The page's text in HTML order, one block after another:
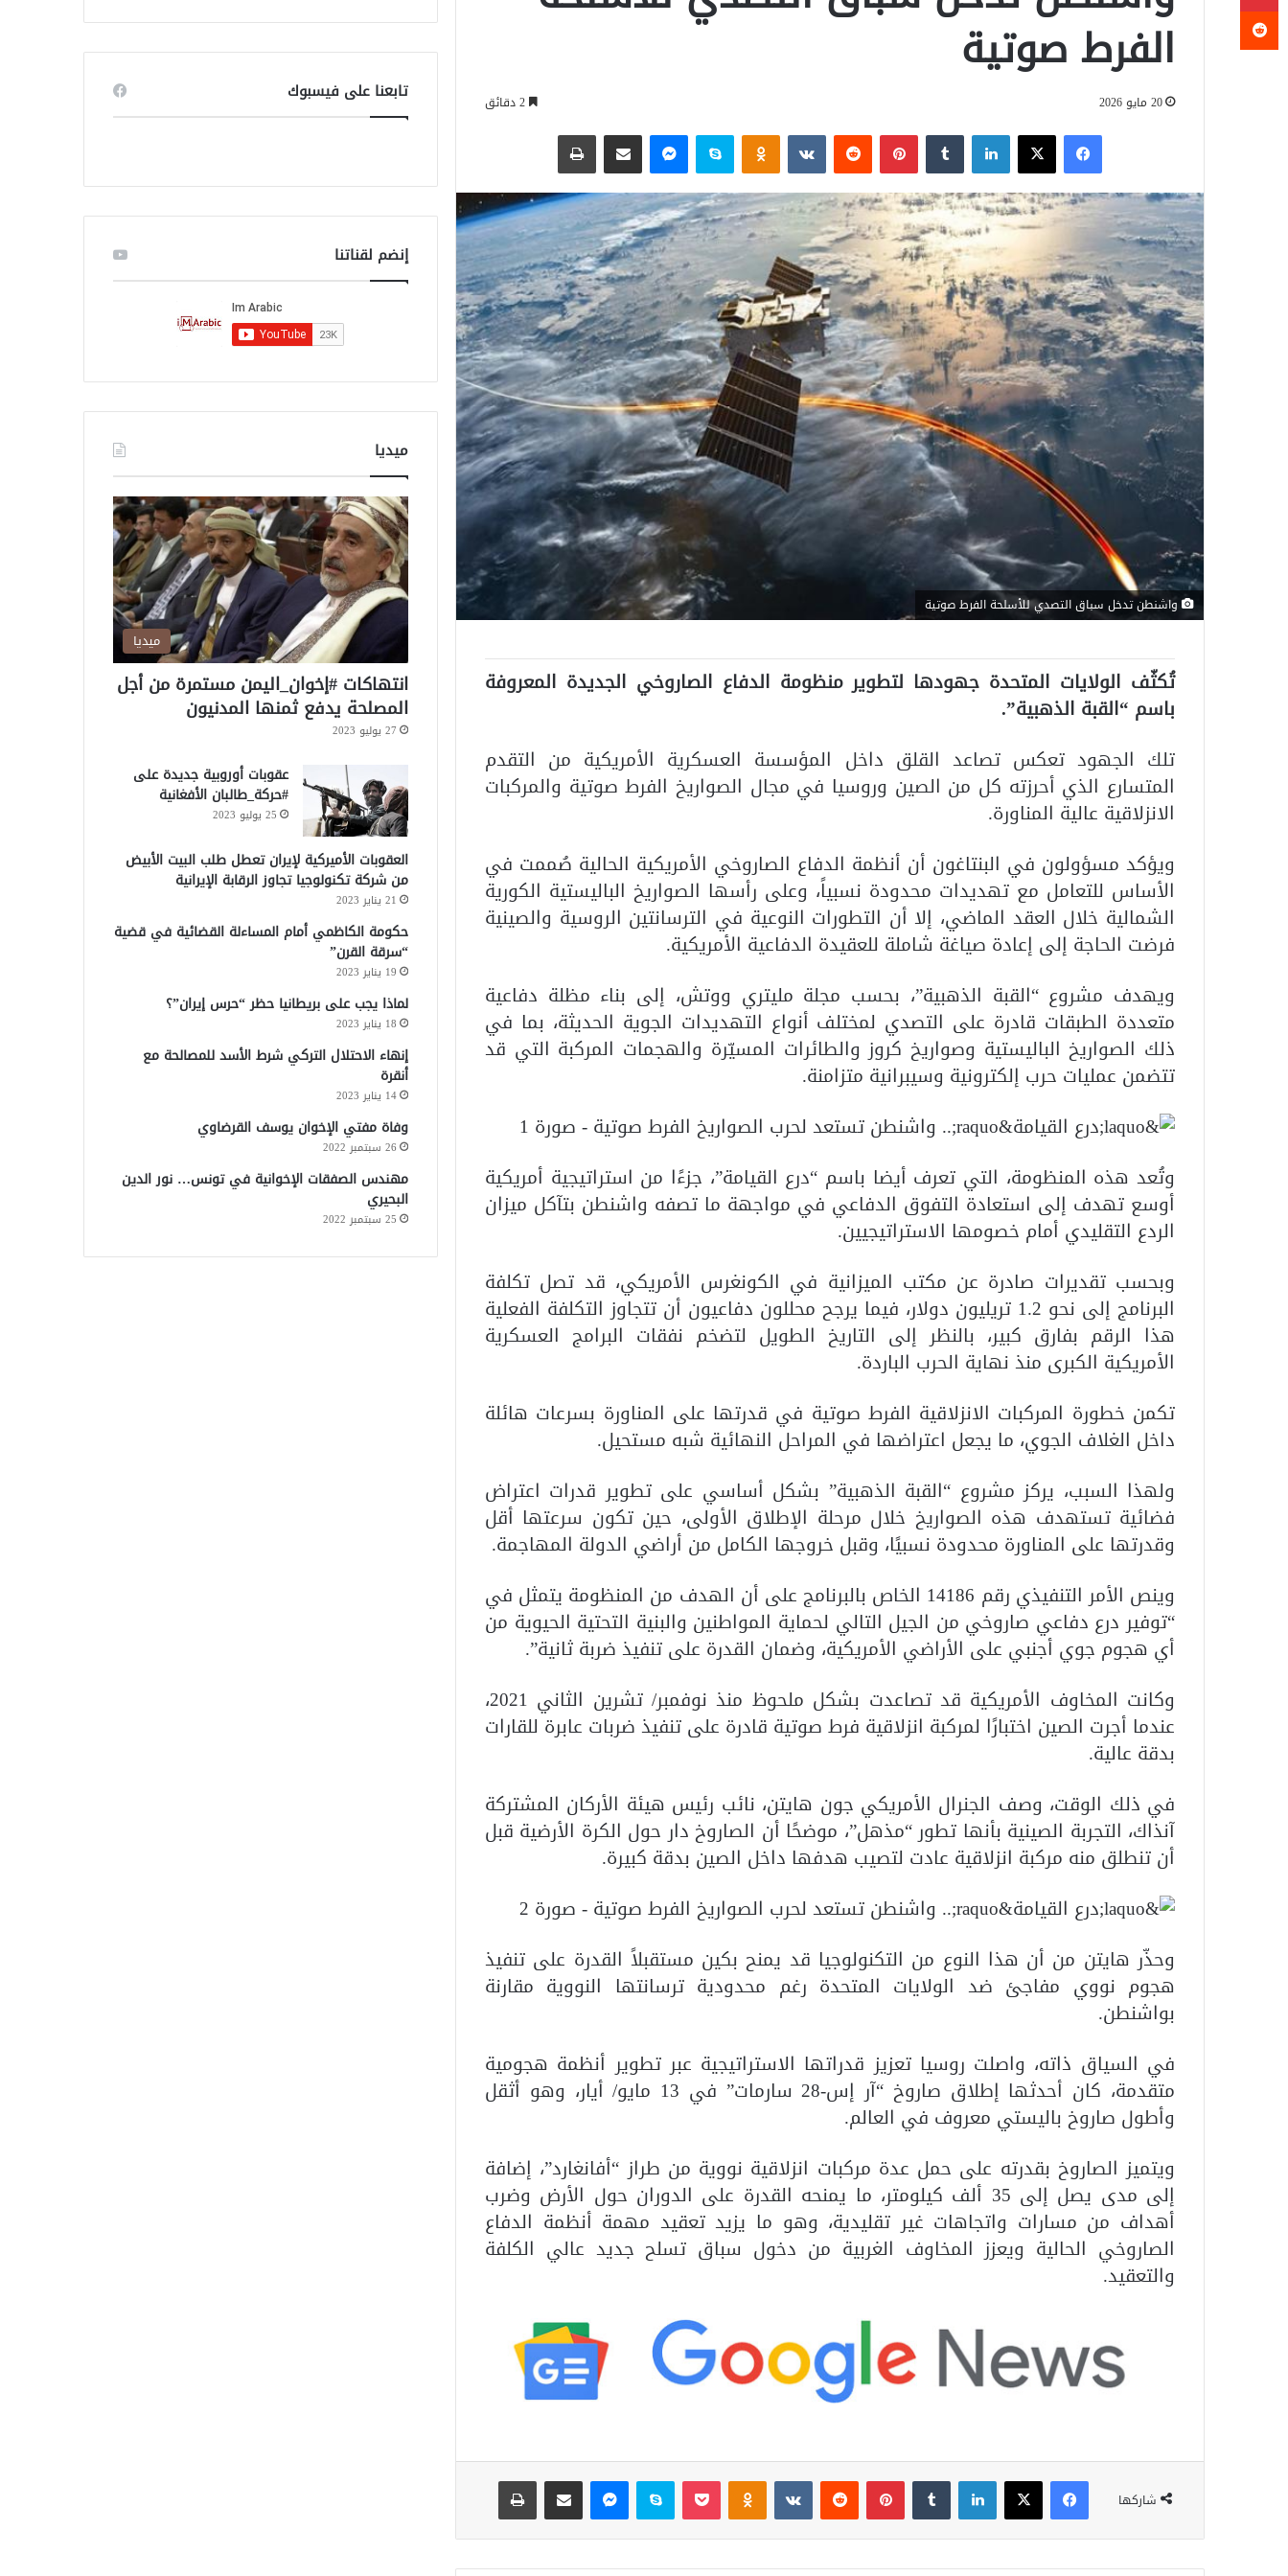
الفرط صوتية
20 مايو 2026
فيسبوك ‫X لينكدإن بينتيريست سكايب
واشنطن تدخل سباق التصدي للأسلحة الفرط صوتية
تُكثّف الولايات المتحدة جهودها لتطوير منظومة الدفاع الصاروخي الجديدة المعروفة
باسم “القبة الذهبية”.
تلك الجهود تعكس تصاعد القلق داخل المؤسسة العسكرية الأمريكية من التقدم
المتسارع الذي أحرزته كل من الصين وروسيا في مجال الصواريخ الفرط صوتية والمركبات
الانزلاقية عالية المناورة.
ويؤكد مسؤولون في البنتاغون أن أنظمة الدفاع الصاروخي الأمريكية الحالية صُممت في
الأساس للتعامل مع تهديدات محدودة نسبياً، وعلى رأسها الصواريخ الباليستية الكورية
الشمالية خلال العقد الماضي، إلا أن التطورات النوعية في الترسانتين الروسية والصينية
فرضت الحاجة إلى إعادة صياغة شاملة للعقيدة الدفاعية الأمريكية.
ويهدف مشروع “القبة الذهبية”، بحسب مجلة مليتري ووتش، إلى بناء مظلة دفاعية
متعددة الطبقات قادرة على التصدي لمختلف أنواع التهديدات الجوية الحديثة، بما في
ذلك الصواريخ الباليستية وصواريخ كروز والطائرات المسيّرة والهجمات المركبة التي قد
تتضمن عمليات حرب إلكترونية وسيبرانية متزامنة.
وتُعد هذه المنظومة، التي تعرف أيضا باسم “درع القيامة”، جزءًا من استراتيجية أمريكية
أوسع تهدف إلى استعادة التفوق الدفاعي في مواجهة ما تصفه واشنطن بتآكل ميزان
الردع التقليدي أمام خصومها الاستراتيجيين.
وبحسب تقديرات صادرة عن مكتب الميزانية في الكونغرس الأمريكي، قد تصل تكلفة
البرنامج إلى نحو 1.2 تريليون دولار، فيما يرجح محللون دفاعيون أن تتجاوز التكلفة الفعلية
هذا الرقم بفارق كبير، بالنظر إلى التاريخ الطويل لتضخم نفقات البرامج العسكرية
الأمريكية الكبرى منذ نهاية الحرب الباردة.
تكمن خطورة المركبات الانزلاقية الفرط صوتية في قدرتها على المناورة بسرعات هائلة
داخل الغلاف الجوي، ما يجعل اعتراضها في المراحل النهائية شبه مستحيل.
ولهذا السبب، يركز مشروع “القبة الذهبية” بشكل أساسي على تطوير قدرات اعتراض
فضائية تستهدف هذه الصواريخ خلال مرحلة الإطلاق الأولى، حين تكون سرعتها أقل
وقدرتها على المناورة محدودة نسبيًا، وقبل خروجها الكامل من أراضي الدولة المهاجمة.
وينص الأمر التنفيذي رقم 14186 الخاص بالبرنامج على أن الهدف من المنظومة يتمثل في
“توفير درع دفاعي صاروخي من الجيل التالي لحماية المواطنين والبنية التحتية الحيوية من
أي هجوم جوي أجنبي على الأراضي الأمريكية، وضمان القدرة على تنفيذ ضربة ثانية”.
وكانت المخاوف الأمريكية قد تصاعدت بشكل ملحوظ منذ نوفمبر/ تشرين الثاني 2021،
عندما أجرت الصين اختبارًا لمركبة انزلاقية فرط صوتية قادرة على تنفيذ ضربات عابرة للقارات
بدقة عالية.
في ذلك الوقت، وصف الجنرال الأمريكي جون هايتن، نائب رئيس هيئة الأركان المشتركة
آنذاك، التجربة الصينية بأنها تطور “مذهل”، موضحًا أن الصاروخ دار حول الكرة الأرضية قبل
أن تنطلق منه مركبة انزلاقية عادت لتصيب هدفها داخل الصين بدقة كبيرة.
وحذّر هايتن من أن هذا النوع من التكنولوجيا قد يمنح بكين مستقبلاً القدرة على تنفيذ
هجوم نووي مفاجئ ضد الولايات المتحدة رغم محدودية ترسانتها النووية مقارنة
بواشنطن.
في السياق ذاته، واصلت روسيا تعزيز قدراتها الاستراتيجية عبر تطوير أنظمة هجومية
متقدمة، كان أحدثها إطلاق صاروخ “آر إس-28 سارمات” في 13 مايو/ أيار، وهو أثقل
وأطول صاروخ باليستي معروف في العالم.
ويتميز الصاروخ بقدرته على حمل عدة مركبات انزلاقية نووية من طراز “أفانغارد”، إضافة
إلى مدى يصل إلى 35 ألف كيلومتر، ما يمنحه القدرة على الدوران حول الأرض وضرب
أهداف من مسارات واتجاهات غير تقليدية، وهو ما يزيد تعقيد مهمة أنظمة الدفاع
الصاروخي الحالية ويعزز المخاوف الغربية من دخول سباق تسلح جديد عالي الكلفة
والتعقيد.
شاركها
فيسبوك ‫X لينكدإن بينتيريست سكايب
ح
تابعنا على فيسبوك
إنضم لقناتنا
ميديا
ميديا
انتهاكات #إخوان_اليمن مستمرة من أجل
المصلحة يدفع ثمنها المدنيون
27 يوليو 2023
عقوبات أوروبية جديدة على
#حركة_طالبان الأفغانية
25 يوليو 2023
العقوبات الأميركية لإيران تعطل طلب البيت الأبيض
من شركة تكنولوجيا تجاوز الرقابة الإيرانية
21 يناير 2023
حكومة الكاظمي أمام المساءلة القضائية في قضية
“سرقة القرن”
19 يناير 2023
لماذا يجب على بريطانيا حظر “حرس إيران”؟
18 يناير 2023
إنهاء الاحتلال التركي شرط الأسد للمصالحة مع
أنقرة
14 يناير 2023
وفاة مفتي الإخوان يوسف القرضاوي
26 سبتمبر 2022
مهندس الصفقات الإخوانية في تونس… نور الدين
البحيري
25 سبتمبر 2022